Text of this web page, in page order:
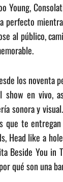
Young,
perfecto
al público,
los noventa
show en vivo,
sonora y
que te
Head like a
Beside You
qué son una